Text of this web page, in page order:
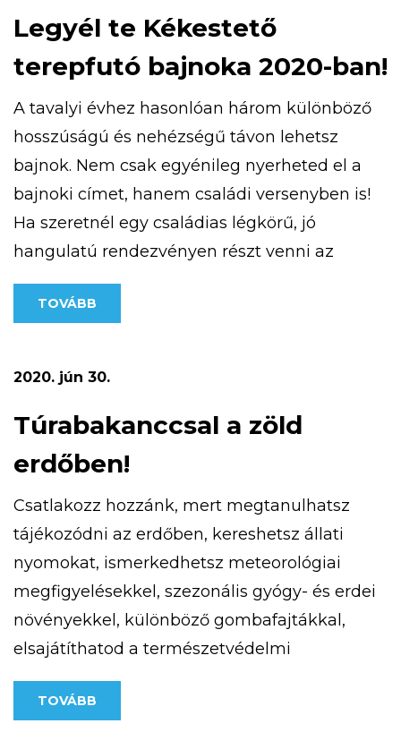
Legyél te Kékestető
terepfutó bajnoka 2020-ban!
A tavalyi évhez hasonlóan három különböző
hosszúságú és nehézségű távon lehetsz
bajnok. Nem csak egyénileg nyerheted el a
bajnoki címet, hanem családi versenyben is!
Ha szeretnél egy családias légkörű, jó
hangulatú rendezvényen részt venni az
ország csúcsán, jelentkezz! További
információt a https://kekesteto.hu/kekesteto-
Számítunk rád, mert magasan a legjobb!
TOVÁBB
2020. jún 30.
Túrabakanccsal a zöld
erdőben!
Csatlakozz hozzánk, mert megtanulhatsz
tájékozódni az erdőben, kereshetsz állati
nyomokat, ismerkedhetsz meteorológiai
megfigyelésekkel, szezonális gyógy- és erdei
növényekkel, különböző gombafajtákkal,
elsajátíthatod a természetvédelmi
alapismereteket, az iránytű és a térkép
használatát. Részt vehetsz patak túrán,
TOVÁBB